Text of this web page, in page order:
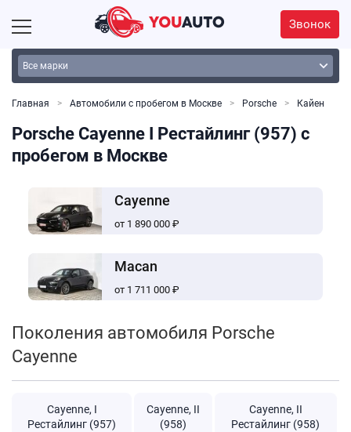
Звонок
Главная Автомобили с пробегом в Москве Porsche Кайен
Porsche Cayenne I Рестайлинг (957) с
пробегом в Москве
Cayenne
от 1 890 000 ₽
Macan
от 1 711 000 ₽
Поколения автомобиля Porsche
Cayenne
Cayenne, I
Рестайлинг (957)
Cayenne, II
(958)
Cayenne, II
Рестайлинг (958)